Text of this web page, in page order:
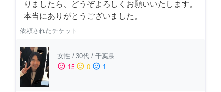
りましたら、どうぞよろしくお願いいたします。
本当にありがとうございました。
依頼されたチケット
女性 / 30代 / 千葉県
sentiment_satisfied 15 sentiment_neutral 0 sentiment_dissatisfied 1